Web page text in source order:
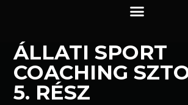
ÁLLATI SPORT
COACHING
5. RÉSZ